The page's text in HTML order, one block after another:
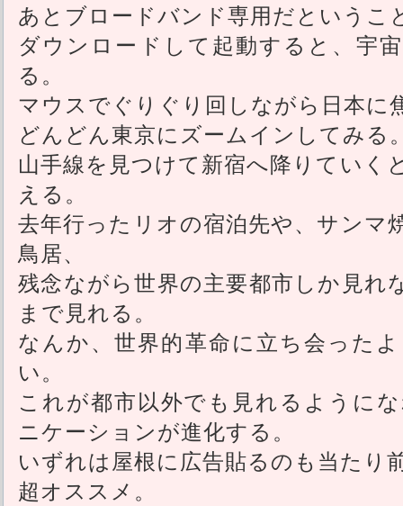
あとブロードバンド専用だというこ
ダウンロードして起動すると、宇
る。
マウスでぐりぐり回しながら日本に
どんどん東京にズームインしてみる
山手線を見つけて新宿へ降りていく
える。
去年行ったリオの宿泊先や、サンマ
鳥居、
残念ながら世界の主要都市しか見れ
まで見れる。
なんか、世界的革命に立ち会った
い。
これが都市以外でも見れるように
ニケーションが進化する。
いずれは屋根に広告貼るのも当たり
超オススメ。